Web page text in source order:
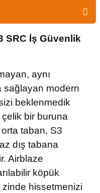
SRC İş Güvenlik
aynı
sağlayan modern
beklenmedik
bir buruna
taban, S3
dış tabana
Airblaze
köpük
zinde hissetmenizi